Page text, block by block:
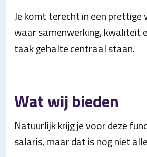
Je komt terecht in een prettige
waar samenwerking, kwaliteit
taak gehalte centraal staan.
Wat wij bieden
Natuurlijk krijg je voor deze
salaris, maar dat is nog niet